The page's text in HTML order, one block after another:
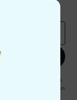
de recevoir des
à tout moment. Vous
notre